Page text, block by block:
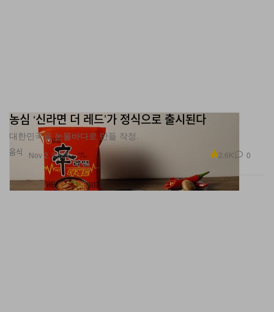
음식
농심 ‘신라면 더 레드’가 정식으로 출시된다
대한민국을 눈물바다로 만들 작정.
Nov 2, 2023 2.6K 0